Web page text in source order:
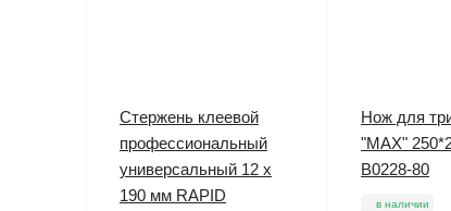
Стержень клеевой
профессиональный
универсальный 12 х
190 мм RAPID
Нож для
"MAX"
B0228-80
в наличии